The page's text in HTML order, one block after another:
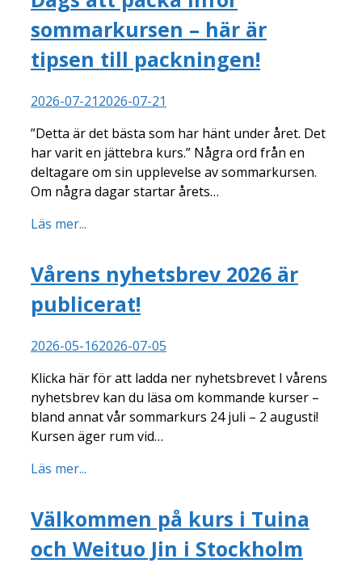
sommarkursen – här är
tipsen till packningen!
2026-07-212026-07-21
”Detta är det bästa som har hänt under året. Det
har varit en jättebra kurs.” Några ord från en
deltagare om sin upplevelse av sommarkursen.
Om några dagar startar årets…
Läs mer...
Vårens nyhetsbrev 2026 är
publicerat!
2026-05-162026-07-05
Klicka här för att ladda ner nyhetsbrevet I vårens
nyhetsbrev kan du läsa om kommande kurser –
bland annat vår sommarkurs 24 juli – 2 augusti!
Kursen äger rum vid…
Läs mer...
Välkommen på kurs i Tuina
och Weituo Jin i Stockholm